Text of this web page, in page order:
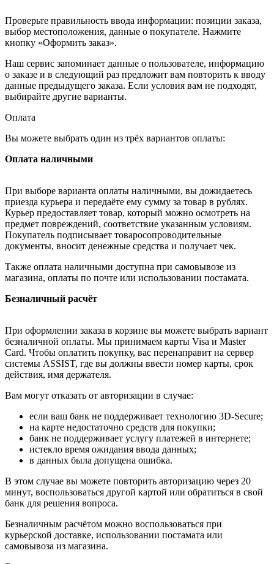
Проверьте правильность ввода информации: позиции заказа,
выбор местоположения, данные о покупателе. Нажмите
кнопку «Оформить заказ».
Наш сервис запоминает данные о пользователе, информацию
о заказе и в следующий раз предложит вам повторить к вводу
данные предыдущего заказа. Если условия вам не подходят,
выбирайте другие варианты.
Оплата
Вы можете выбрать один из трёх вариантов оплаты:
Оплата наличными
При выборе варианта оплаты наличными, вы дожидаетесь
приезда курьера и передаёте ему сумму за товар в рублях.
Курьер предоставляет товар, который можно осмотреть на
предмет повреждений, соответствие указанным условиям.
Покупатель подписывает товаросопроводительные
документы, вносит денежные средства и получает чек.
Также оплата наличными доступна при самовывозе из
магазина, оплаты по почте или использовании постамата.
Безналичный расчёт
При оформлении заказа в корзине вы можете выбрать вариант
безналичной оплаты. Мы принимаем карты Visa и Master
Card. Чтобы оплатить покупку, вас перенаправит на сервер
системы ASSIST, где вы должны ввести номер карты, срок
действия, имя держателя.
Вам могут отказать от авторизации в случае:
если ваш банк не поддерживает технологию 3D-Secure;
на карте недостаточно средств для покупки;
банк не поддерживает услугу платежей в интернете;
истекло время ожидания ввода данных;
в данных была допущена ошибка.
В этом случае вы можете повторить авторизацию через 20
минут, воспользоваться другой картой или обратиться в свой
банк для решения вопроса.
Безналичным расчётом можно воспользоваться при
курьерской доставке, использовании постамата или
самовывоза из магазина.